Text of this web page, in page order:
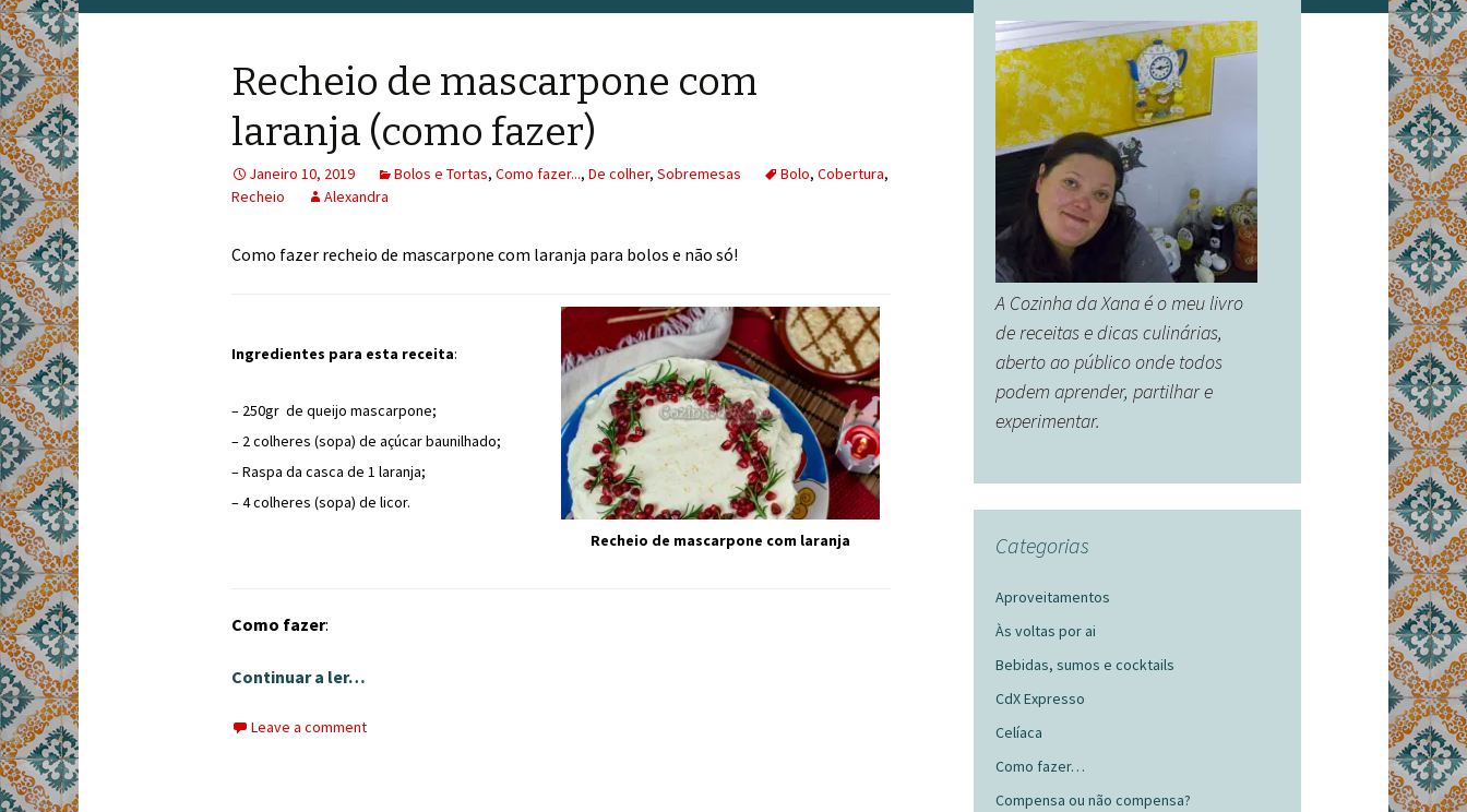
Recheio de mascarpone com
laranja (como fazer)
Janeiro 10, 2019 Bolos e Tortas, Como fazer..., De colher, Sobremesas Bolo, Cobertura,
Recheio
Alexandra
Como fazer recheio de mascarpone com laranja para bolos e não só!
Ingredientes para esta receita:
– 250gr de queijo mascarpone;
– 2 colheres (sopa) de açúcar baunilhado;
– Raspa da casca de 1 laranja;
– 4 colheres (sopa) de licor.
Recheio de mascarpone com laranja
Como fazer:
Continuar a ler…
Leave a comment
A Cozinha da Xana é o meu livro
de receitas e dicas culinárias,
aberto ao público onde todos
podem aprender, partilhar e
experimentar.
Categorias
Aproveitamentos
Às voltas por ai
Bebidas, sumos e cocktails
CdX Expresso
Celíaca
Como fazer…
Compensa ou não compensa?